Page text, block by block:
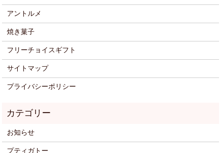
アントルメ
焼き菓子
フリーチョイスギフト
サイトマップ
プライバシーポリシー
お知らせ
プティガトー